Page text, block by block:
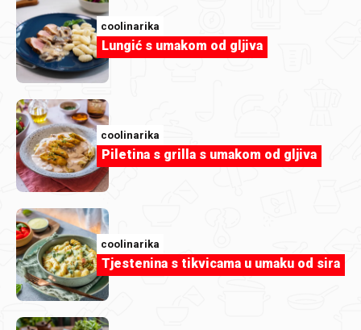
coolinarika
Lungić s umakom od gljiva
coolinarika
Piletina s grilla s umakom od gljiva
coolinarika
Tjestenina s tikvicama u umaku od sira